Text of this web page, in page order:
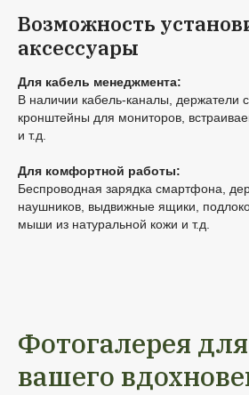
Возможность
аксессуары
Для кабель менеджмента:
В наличии кабель-каналы, держатели
кронштейны для мониторов,
и т.д.
Для комфортной работы:
Беспроводная зарядка смартфона,
наушников, выдвижные ящики,
мыши из натуральной кожи и т.д.
Фотогалерея для
вашего